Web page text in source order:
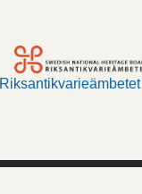
Riksantikvarieämbetet